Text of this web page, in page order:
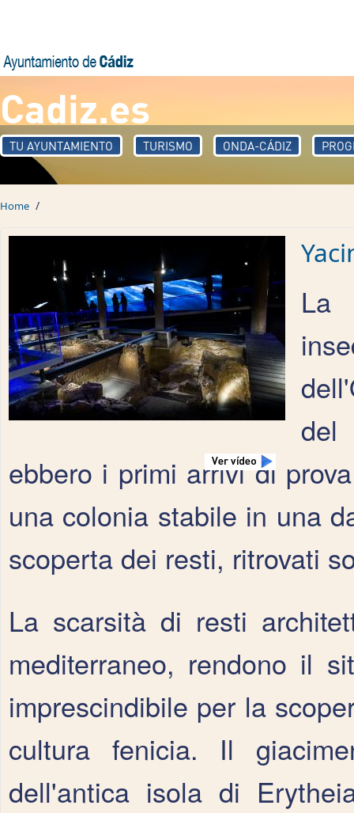
Cadiz.es
TU AYUNTAMIENTO TURISMO ONDA-CÁDIZ
Home /
del
ebbero i primi arrivi di
una colonia stabile in una
scoperta dei resti, ritrovati
La scarsità di resti
mediterraneo, rendono il
imprescindibile per la
cultura fenicia. Il
dell'antica isola di